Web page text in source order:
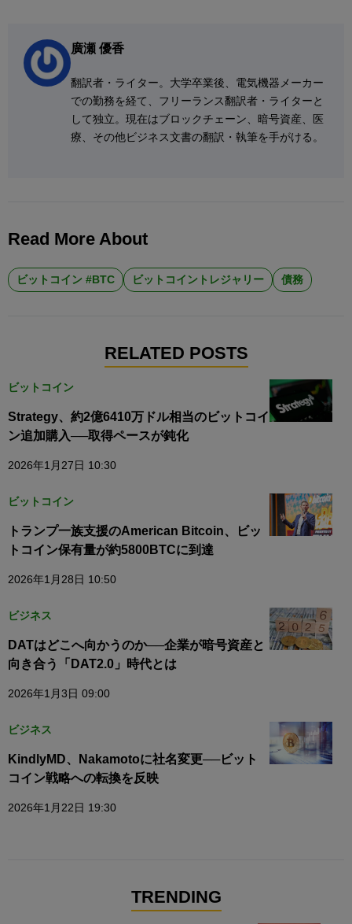
廣瀬 優香
翻訳者・ライター。大学卒業後、電気機器メーカー
での勤務を経て、フリーランス翻訳者・ライターと
して独立。現在はブロックチェーン、暗号資産、医
療、その他ビジネス文書の翻訳・執筆を手がける。
Read More About
ビットコイン #BTC ビットコイントレジャリー 債務
RELATED POSTS
ビットコイン
Strategy、約2億6410万ドル相当のビットコイ
ン追加購入──取得ペースが鈍化
2026年1月27日 10:30
ビットコイン
トランプ一族支援のAmerican Bitcoin、ビッ
トコイン保有量が約5800BTCに到達
2026年1月28日 10:50
ビジネス
DATはどこへ向かうのか──企業が暗号資産と
向き合う「DAT2.0」時代とは
2026年1月3日 09:00
ビジネス
KindlyMD、Nakamotoに社名変更──ビット
コイン戦略への転換を反映
2026年1月22日 19:30
TRENDING